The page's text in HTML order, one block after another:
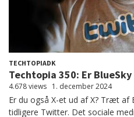
TECHTOPIADK
Techtopia 350: Er
4.678 views 1. december 2024
Er du også X-et ud af X? Træt af
tidligere Twitter. Det sociale